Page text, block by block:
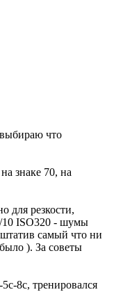
что
знаке 70, на
для резкости,
10 ISO320 - шумы
самый что ни
). За советы
8с, тренировался